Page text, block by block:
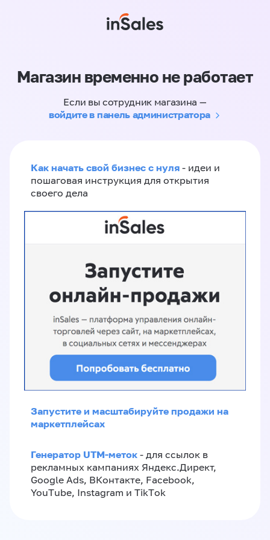
Магазин временно не работает
Если вы сотрудник магазина —
войдите в панель администратора
Как начать свой бизнес с нуля - идеи и
пошаговая инструкция для открытия
своего дела
Запустите и масштабируйте продажи на
маркетплейсах
Генератор UTM-меток - для ссылок в
рекламных кампаниях Яндекс.Директ,
Google Ads, ВКонтакте, Facebook,
YouTube, Instagram и TikTok